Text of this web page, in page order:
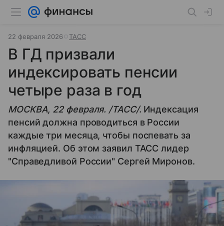
22 февраля 2026 ТАСС
В ГД призвали
индексировать пенсии
четыре раза в год
МОСКВА, 22 февраля. /ТАСС/. Индексация
пенсий должна проводиться в России
каждые три месяца, чтобы поспевать за
инфляцией. Об этом заявил ТАСС лидер
"Справедливой России" Сергей Миронов.